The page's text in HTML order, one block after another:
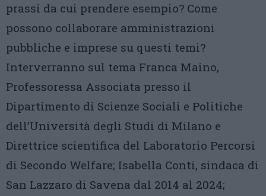
prassi da cui prendere esempio? Come
possono collaborare amministrazioni
pubbliche e imprese su questi temi?
Interverranno sul tema Franca Maino,
Professoressa Associata presso il
Dipartimento di Scienze Sociali e Politiche
dell’Università degli Studi di Milano e
Direttrice scientifica del Laboratorio Percorsi
di Secondo Welfare; Isabella Conti, sindaca di
San Lazzaro di Savena dal 2014 al 2024;